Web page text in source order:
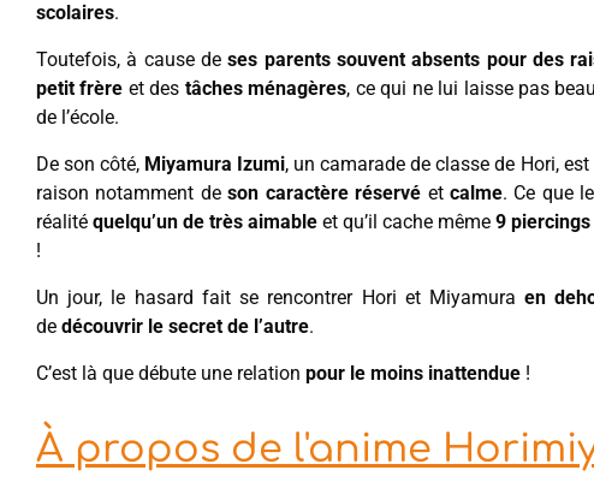
scolaires.
Toutefois, à cause deses parents souvent absents pour des
petit frère et des tâches ménagères, ce qui ne lui laisse pas
de l’école.
De son côté, Miyamura Izumi, un camarade de classe de Hori,
raison notamment deson caractère réservé etcalme. Ce que
réalité quelqu’un de très aimable et qu’il cache même 9 piercings
!
Un jour, le hasard fait se rencontrer Hori et Miyamuraen
de découvrir le secret de l’autre.
C’est là que débute une relation pour le moins inattendue !
À propos de l'anime